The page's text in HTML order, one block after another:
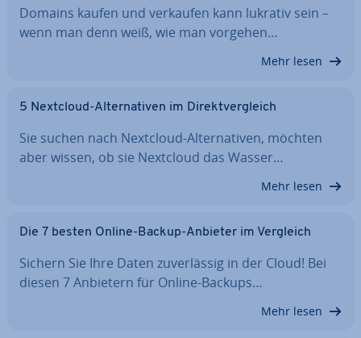
Domains kaufen und verkaufen kann lukrativ sein –
wenn man denn weiß, wie man vorgehen…
Mehr lesen
5 Nextcloud-Al­ter­na­ti­ven im Di­rekt­ver­gleich
Sie suchen nach Nextcloud-Al­ter­na­ti­ven, möchten
aber wissen, ob sie Nextcloud das Wasser…
Mehr lesen
Die 7 besten Online-Backup-Anbieter im Vergleich
Sichern Sie Ihre Daten zu­ver­läs­sig in der Cloud! Bei
diesen 7 Anbietern für Online-Backups…
Mehr lesen